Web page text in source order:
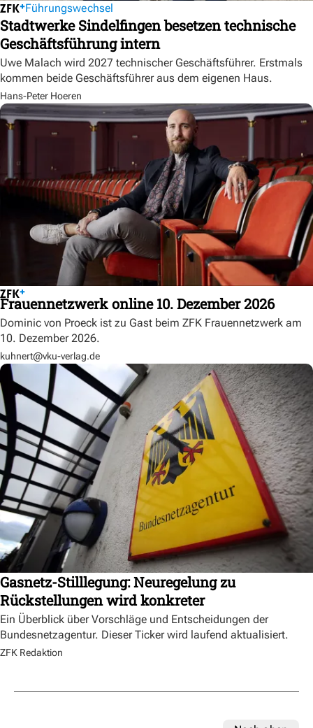
Führungswechsel
Stadtwerke Sindelfingen besetzen technische
Geschäftsführung intern
Uwe Malach wird 2027 technischer Geschäftsführer. Erstmals
kommen beide Geschäftsführer aus dem eigenen Haus.
Hans-Peter Hoeren
Frauennetzwerk online 10. Dezember 2026
Dominic von Proeck ist zu Gast beim ZFK Frauennetzwerk am
10. Dezember 2026.
kuhnert@vku-verlag.de
Gasnetz-Stilllegung: Neuregelung zu
Rückstellungen wird konkreter
Ein Überblick über Vorschläge und Entscheidungen der
Bundesnetzagentur. Dieser Ticker wird laufend aktualisiert.
ZFK Redaktion